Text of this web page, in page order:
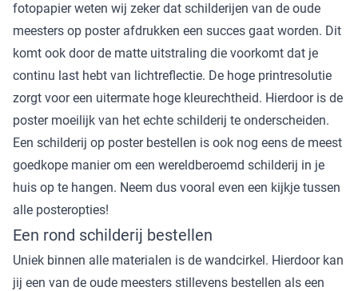
fotopapier weten wij zeker dat schilderijen van de oude
meesters op poster afdrukken een succes gaat worden. Dit
komt ook door de matte uitstraling die voorkomt dat je
continu last hebt van lichtreflectie. De hoge printresolutie
zorgt voor een uitermate hoge kleurechtheid. Hierdoor is de
poster moeilijk van het echte schilderij te onderscheiden.
Een schilderij op poster bestellen is ook nog eens de meest
goedkope manier om een wereldberoemd schilderij in je
huis op te hangen. Neem dus vooral even een kijkje tussen
alle posteropties!
Een rond schilderij bestellen
Uniek binnen alle materialen is de wandcirkel. Hierdoor kan
jij een van de oude meesters stillevens bestellen als een